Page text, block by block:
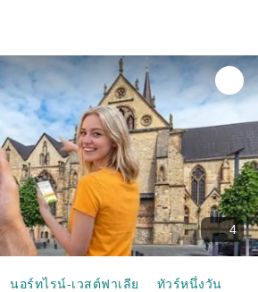
4
นอร์ทไรน์-เวสต์ฟาเลีย ทัวร์หนึ่งวัน